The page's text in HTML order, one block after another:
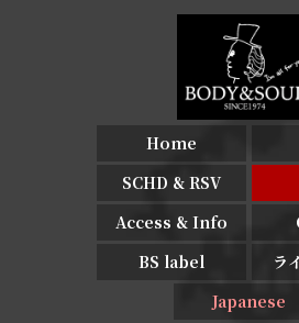
Home
SCHD & RSV
Access & Info
BS label
ラ
Japanese